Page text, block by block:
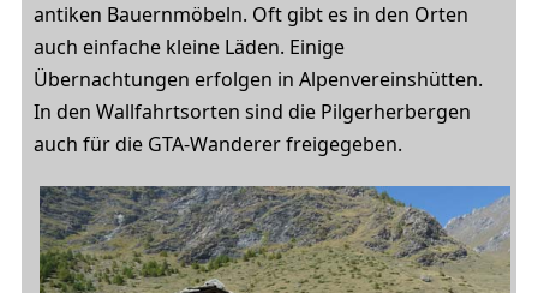
antiken Bauernmöbeln. Oft gibt es in den Orten
auch einfache kleine Läden. Einige
Übernachtungen erfolgen in Alpenvereinshütten.
In den Wallfahrtsorten sind die Pilgerherbergen
auch für die GTA-Wanderer freigegeben.